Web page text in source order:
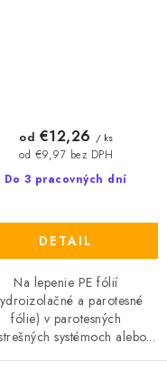
Do 3 pracovných dní
od €9,97 bez DPH
od €12,26 / ks
DETAIL
Na lepenie PE fólií
a parotesné
fólie) v parotesných
systémoch alebo...